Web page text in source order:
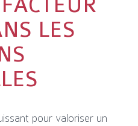
LES
pour valoriser un